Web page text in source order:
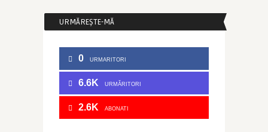
URMĂREȘTE-MĂ
0 URMARITORI
6.6K URMĂRITORI
2.6K ABONATI